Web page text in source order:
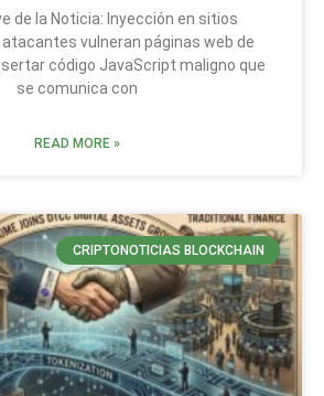
de la Noticia: Inyección en sitios
atacantes vulneran páginas web de
código JavaScript maligno que
se comunica con
READ MORE »
CRIPTONOTICIAS BLOCKCHAIN